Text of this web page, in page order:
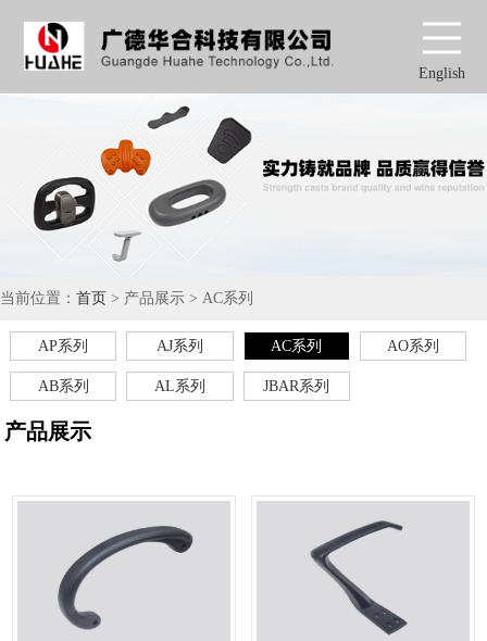
English
当前位置： 首页 > 产品展示 > AC系列
AP系列 AJ系列 AC系列 AO系列
AB系列 AL系列 JBAR系列
产品展示